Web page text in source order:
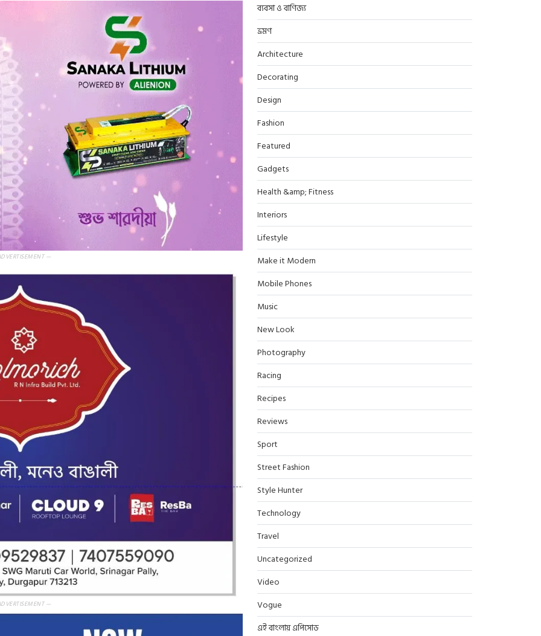
—
—
ব্যবসা ও বাণিজ্য
ভ্রমণ
Architecture
Decorating
Design
Fashion
Featured
Gadgets
Health &amp; Fitness
Interiors
Lifestyle
Make it Modern
Mobile Phones
Music
New Look
Photography
Racing
Recipes
Reviews
Sport
Street Fashion
Style Hunter
Technology
Travel
Uncategorized
Video
Vogue
এই বাংলায় এপিসোড